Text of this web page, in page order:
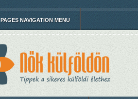
PAGES NAVIGATION MENU